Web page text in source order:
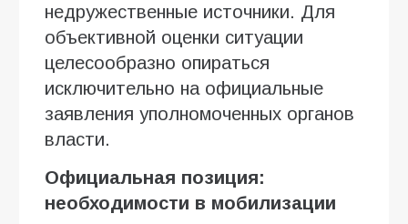
недружественные источники. Для
объективной оценки ситуации
целесообразно опираться
исключительно на официальные
заявления уполномоченных органов
власти.
Официальная позиция:
необходимости в мобилизации